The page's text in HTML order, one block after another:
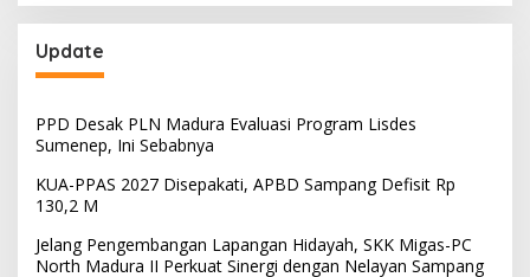
Update
PPD Desak PLN Madura Evaluasi Program Lisdes
Sumenep, Ini Sebabnya
KUA-PPAS 2027 Disepakati, APBD Sampang Defisit Rp
130,2 M
Jelang Pengembangan Lapangan Hidayah, SKK Migas-PC
North Madura II Perkuat Sinergi dengan Nelayan Sampang